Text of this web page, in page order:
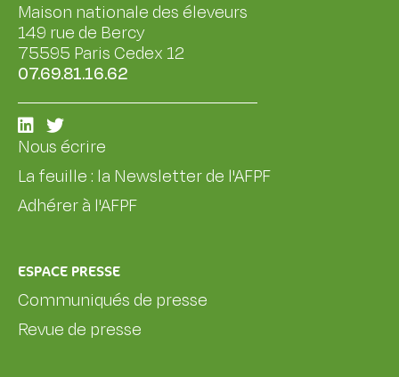
Maison nationale des éleveurs
149 rue de Bercy
75595 Paris Cedex 12
07.69.81.16.62
Nous écrire
La feuille : la Newsletter de l'AFPF
Adhérer à l'AFPF
ESPACE PRESSE
Communiqués de presse
Revue de presse